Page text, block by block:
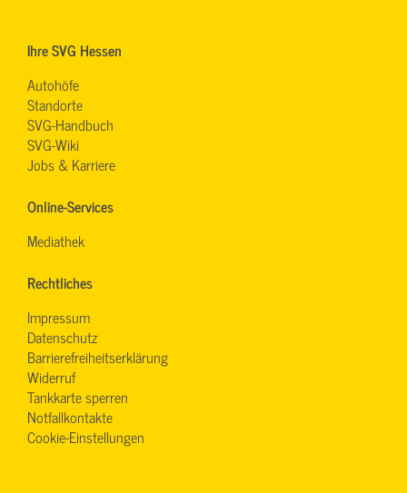
Ihre SVG Hessen
Autohöfe
Standorte
SVG-Handbuch
SVG-Wiki
Jobs & Karriere
Online-Services
Mediathek
Rechtliches
Impressum
Datenschutz
Barrierefreiheitserklärung
Widerruf
Tankkarte sperren
Notfallkontakte
Cookie-Einstellungen